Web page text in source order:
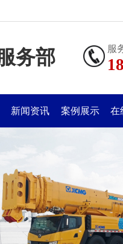
务部 服
新闻资讯 案例展示 在